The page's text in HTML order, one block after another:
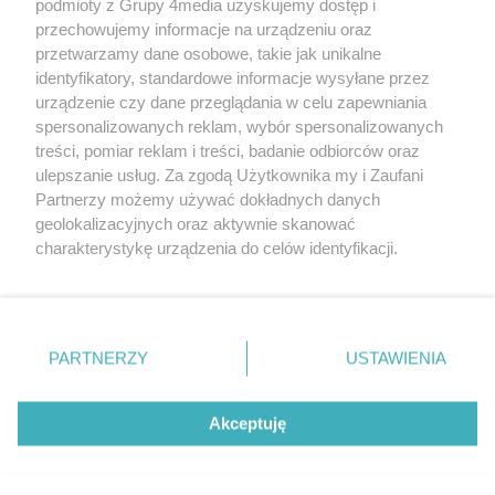
Redakcja Reklama Prywatność
Praca Łódź
the:protocol
Facebook.com
Youtube.com
podmioty z Grupy 4media uzyskujemy dostęp i
przechowujemy informacje na urządzeniu oraz
przetwarzamy dane osobowe, takie jak unikalne
identyfikatory, standardowe informacje wysyłane przez
urządzenie czy dane przeglądania w celu zapewniania
spersonalizowanych reklam, wybór spersonalizowanych
treści, pomiar reklam i treści, badanie odbiorców oraz
ulepszanie usług. Za zgodą Użytkownika my i Zaufani
Partnerzy możemy używać dokładnych danych
geolokalizacyjnych oraz aktywnie skanować
charakterystykę urządzenia do celów identyfikacji.
zmienić/wycofać klikając przycisk ustawień prywatności
znajdujący się w lewym dolnym rogu strony
. Niektóre
użytkownika, ale masz prawo sprzeciwić się takiemu
przetwarzaniu. Preferencje będą miały zastosowania tylko
PARTNERZY USTAWIENIA
Akceptuję